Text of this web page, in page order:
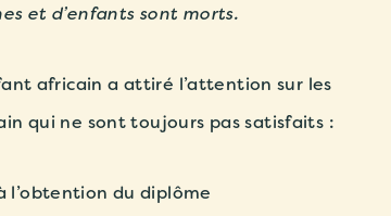
et d’enfants sont morts.
africain a attiré l’attention sur les
qui ne sont toujours pas satisfaits :
l’obtention du diplôme